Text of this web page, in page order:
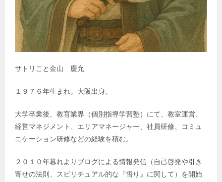
サトリこと金山 慶允
１９７６年生まれ。大阪出身。
大学卒業後、教育業界（個別指導学習塾）にて、教室運営、
経営マネジメント、エリアマネージャー、社員研修、コミュ
ニケーション研修などの経験を積む。
２０１０年暮れよりブログによる情報発信（自己啓発や引き
寄せの法則、スピリチュアル的な『悟り』に関して）を開始